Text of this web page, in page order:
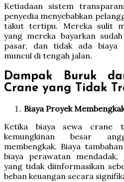
Ketiadaan sistem
penyedia menyebabkan
takut tertipu. Mereka sulit
yang mereka bayarkan
pasar, dan tidak ada biaya
muncul di tengah jalan.
Dampak Buruk
Crane yang Tidak
Biaya Proyek
Ketika biaya sewa crane
kemungkinan besar
membengkak. Biaya
biaya perawatan
yang tidak diinformasikan
beban keuangan secara